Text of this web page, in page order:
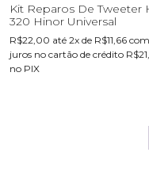
Kit Reparos De Tweeter
320 Hinor Universal
R$22,00 até 2x de R$11,66 com
juros no cartão de crédito R$
no PIX